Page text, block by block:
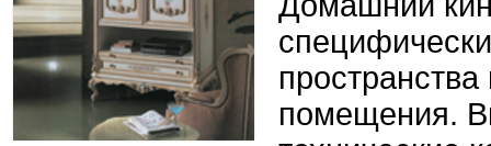
пространства
помещения.